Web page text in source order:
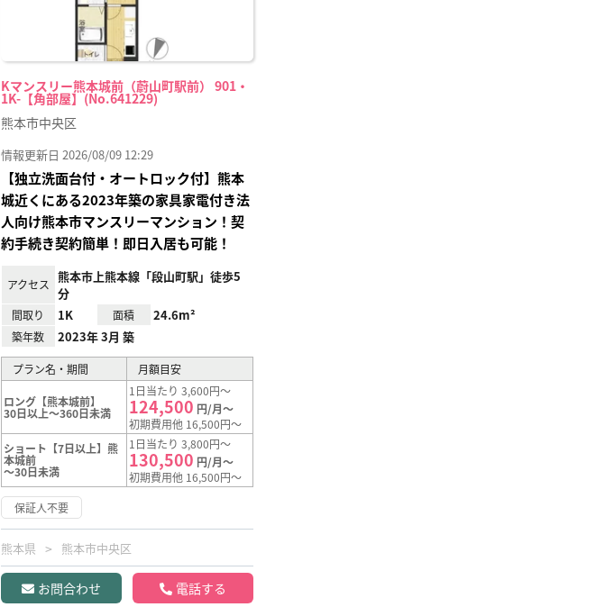
Kマンスリー熊本城前（蔚山町駅前） 901・
1K-【角部屋】(No.641229)
熊本市中央区
情報更新日 2026/08/09 12:29
【独立洗面台付・オートロック付】熊本
城近くにある2023年築の家具家電付き法
人向け熊本市マンスリーマンション！契
約手続き契約簡単！即日入居も可能！
アクセス
熊本市上熊本線「段山町駅」徒歩5
分
間取り 1K 面積 24.6m²
築年数 2023年 3月 築
プラン名・期間 月額目安
ロング【熊本城前】
30日以上～360日未満
1日当たり 3,600円～
124,500 円/月～
初期費用他 16,500円～
ショート【7日以上】熊
本城前
～30日未満
1日当たり 3,800円～
130,500 円/月～
初期費用他 16,500円～
保証人不要
熊本県 熊本市中央区
お問合わせ 電話する